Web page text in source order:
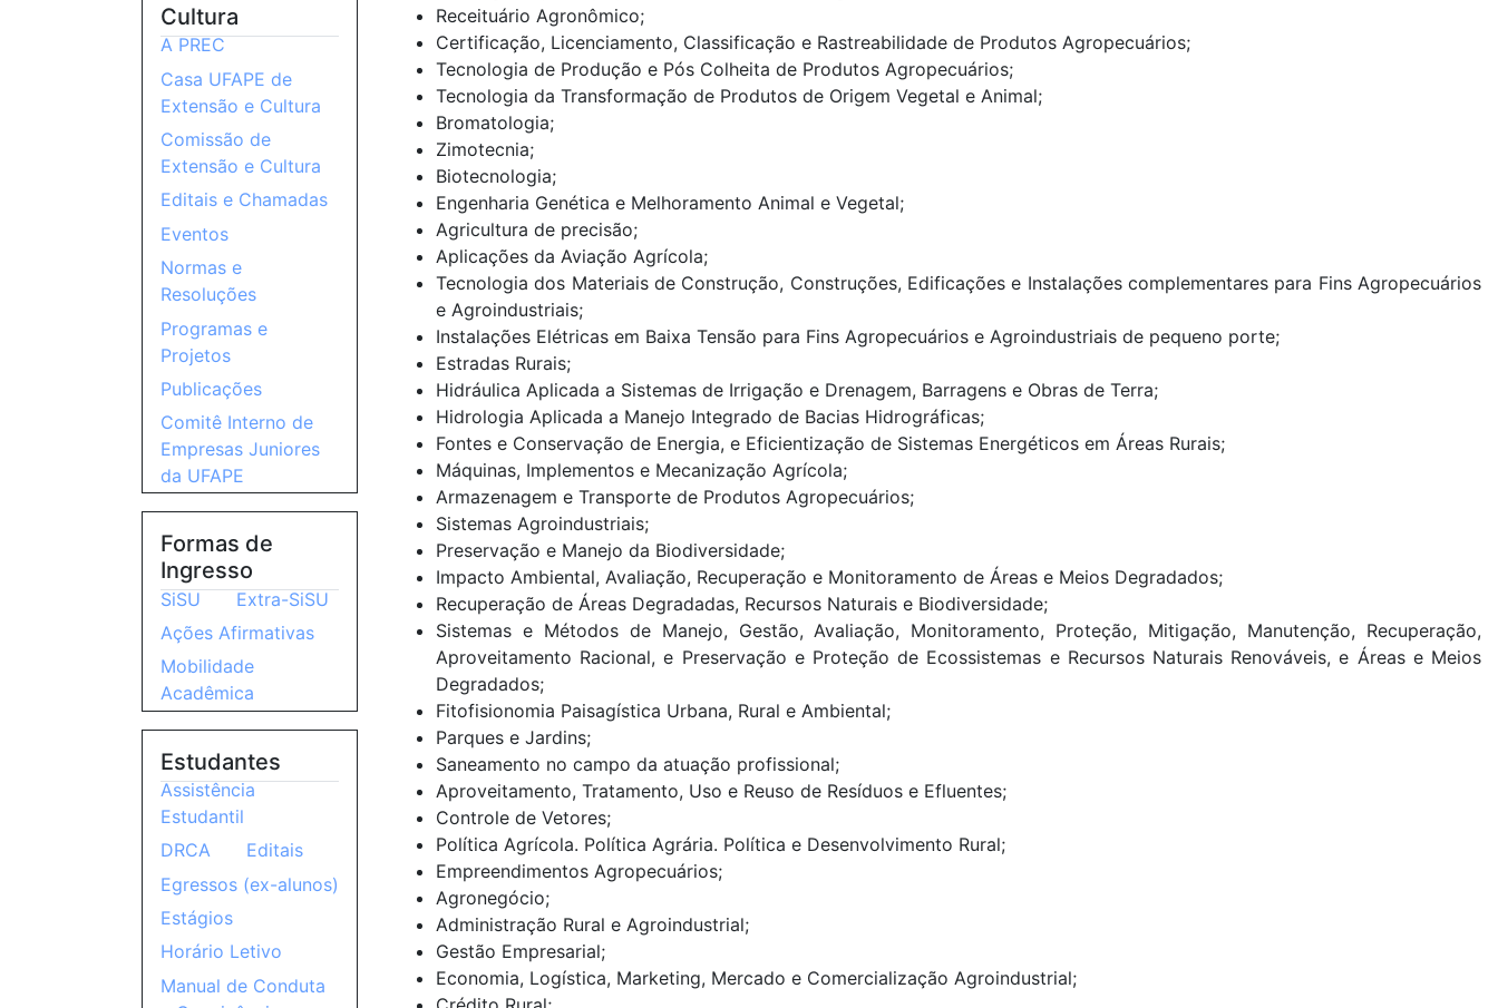
Receituário Agronômico;
Certificação, Licenciamento, Classificação e Rastreabilidade de Produtos Agropecuários;
Tecnologia de Produção e Pós Colheita de Produtos Agropecuários;
Tecnologia da Transformação de Produtos de Origem Vegetal e Animal;
Bromatologia;
Zimotecnia;
Biotecnologia;
Engenharia Genética e Melhoramento Animal e Vegetal;
Agricultura de precisão;
Aplicações da Aviação Agrícola;
Tecnologia dos Materiais de Construção, Construções, Edificações e Instalações complementares para Fins Agropecuários
e Agroindustriais;
Instalações Elétricas em Baixa Tensão para Fins Agropecuários e Agroindustriais de pequeno porte;
Estradas Rurais;
Hidráulica Aplicada a Sistemas de Irrigação e Drenagem, Barragens e Obras de Terra;
Hidrologia Aplicada a Manejo Integrado de Bacias Hidrográficas;
Fontes e Conservação de Energia, e Eficientização de Sistemas Energéticos em Áreas Rurais;
Máquinas, Implementos e Mecanização Agrícola;
Armazenagem e Transporte de Produtos Agropecuários;
Sistemas Agroindustriais;
Preservação e Manejo da Biodiversidade;
Impacto Ambiental, Avaliação, Recuperação e Monitoramento de Áreas e Meios Degradados;
Recuperação de Áreas Degradadas, Recursos Naturais e Biodiversidade;
Sistemas e Métodos de Manejo, Gestão, Avaliação, Monitoramento, Proteção, Mitigação, Manutenção, Recuperação,
Aproveitamento Racional, e Preservação e Proteção de Ecossistemas e Recursos Naturais Renováveis, e Áreas e Meios
Degradados;
Fitofisionomia Paisagística Urbana, Rural e Ambiental;
Parques e Jardins;
Saneamento no campo da atuação profissional;
Aproveitamento, Tratamento, Uso e Reuso de Resíduos e Efluentes;
Controle de Vetores;
Política Agrícola. Política Agrária. Política e Desenvolvimento Rural;
Empreendimentos Agropecuários;
Agronegócio;
Administração Rural e Agroindustrial;
Gestão Empresarial;
Economia, Logística, Marketing, Mercado e Comercialização Agroindustrial;
Cultura
A PREC
Casa UFAPE de
Extensão e Cultura
Comissão de
Extensão e Cultura
Editais e Chamadas
Eventos
Normas e
Resoluções
Programas e
Projetos
Publicações
Comitê Interno de
Empresas Juniores
da UFAPE
Formas de
Ingresso
SiSU
Extra-SiSU
Ações Afirmativas
Mobilidade
Acadêmica
Estudantes
Assistência
Estudantil
DRCA
Editais
Egressos (ex-alunos)
Estágios
Horário Letivo
Manual de Conduta